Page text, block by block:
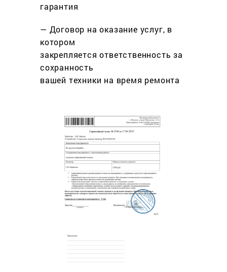
гарантия
— Договор на оказание услуг, в
котором
закрепляется ответственность за
сохранность
вашей техники на время ремонта